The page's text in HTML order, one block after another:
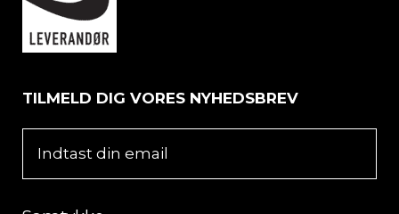
TILMELD DIG VORES NYHEDSBREV